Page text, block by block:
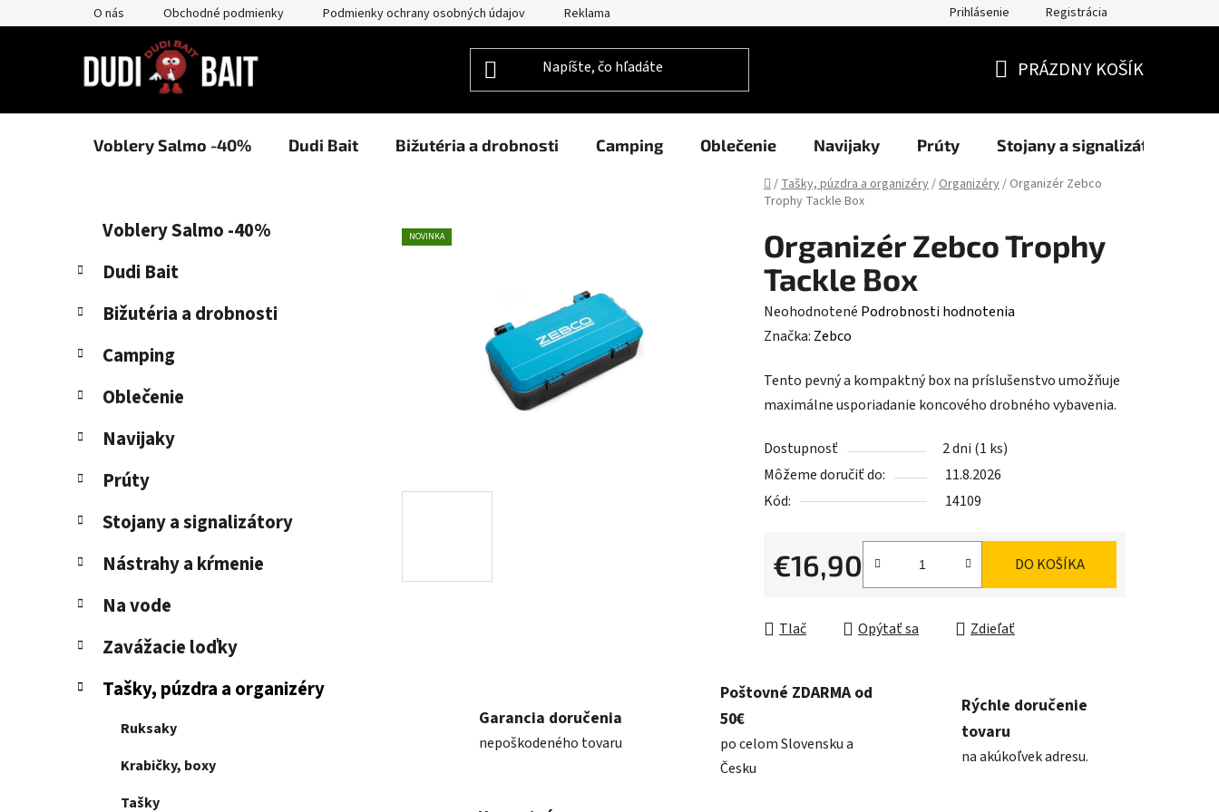
na
O nás Obchodné podmienky Podmienky ochrany osobných údajov Reklamačný poriadok Formuláre NAŠI PARTNERI -
Prihlásenie Registrácia
KOŠÍK
PRÁZDNY KOŠÍK
Voblery Salmo -40% Dudi Bait Bižutéria a drobnosti Camping Oblečenie Navijaky Prúty Stojany a signalizátory
Domov
/Tašky, púzdra a organizéry/Organizéry/ Organizér Zebco
Trophy Tackle Box
č
ý
a
n
l
Preskočiť
kategórie
e
ó
i
Voblery Salmo -40%
Dudi Bait
Bižutéria a drobnosti
Camping
Oblečenie
Navijaky
Prúty
Stojany a signalizátory
Nástrahy a kŕmenie
Na vode
Zavážacie loďky
Tašky, púzdra a organizéry
Ruksaky
Krabičky, boxy
Tašky
Organizér Zebco Trophy
Tackle Box
Priemerné
hodnotenie
je
0,0
5
hviezdičiek.
Neohodnotené Podrobnosti hodnotenia
Značka: Zebco
Tento pevný a kompaktný box na príslušenstvo umožňuje
maximálne usporiadanie koncového drobného vybavenia.
Dostupnosť 2 dni (1 ks)
Môžeme doručiť do:
11.8.2026
Kód:
14109
€16,90
Jednotková cena:
DO KOŠÍKA
Tlač Opýtať sa Zdieľať
NOVINKA
Garancia doručenia
nepoškodeného tovaru
Poštovné ZDARMA od
50€
po celom Slovensku a
Česku
Rýchle doručenie
tovaru
na akúkoľvek adresu.